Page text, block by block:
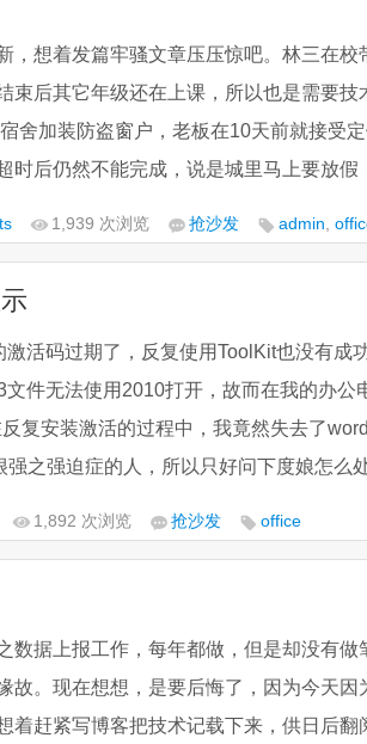
，想着发篇牢骚文章压压惊吧。林三在校
束后其它年级还在上课，所以也是需要技
时后仍然不能完成，说是城里马上要放假
1,939 次浏览 抢沙发 admin
激活码过期了，反复使用ToolKit也没有成
文件无法使用2010打开，故而在我的办公
复安装激活的过程中，我竟然失去了
之强迫症的人，所以只好问下度娘怎么
1,892 次浏览 抢沙发 office
数据上报工作，每年都做，但是却没有做
故。现在想想，是要后悔了，因为今天因
着赶紧写博客把技术记载下来，供日后翻